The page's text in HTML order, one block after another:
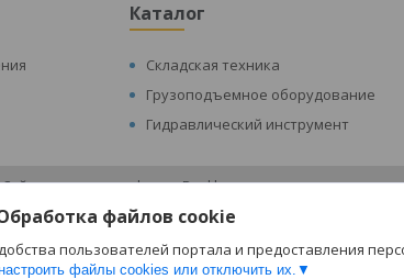
Каталог
Складская техника
Грузоподъемное оборудование
Гидравлический инструмент
Сайт создан на платформе Deal.by
Политика обработки файлов cookies
файлов cookie
пользователей портала и предоставления
файлы cookies или отключить их.
и оборудование Минск | Пожаловаться на контент
Select Language▼